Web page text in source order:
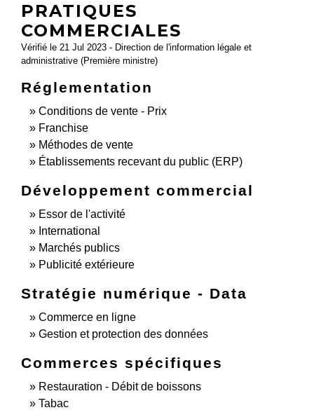
PRATIQUES
COMMERCIALES
Vérifié le 21 Jul 2023 - Direction de l'information légale et
administrative (Première ministre)
Réglementation
Conditions de vente - Prix
Franchise
Méthodes de vente
Établissements recevant du public (ERP)
Développement commercial
Essor de l'activité
International
Marchés publics
Publicité extérieure
Stratégie numérique - Data
Commerce en ligne
Gestion et protection des données
Commerces spécifiques
Restauration - Débit de boissons
Tabac